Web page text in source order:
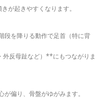
が起きやすくなります。
段を降りる動作で足首（特に背
反母趾など）**にもつながりま
偏り、骨盤がゆがみます。